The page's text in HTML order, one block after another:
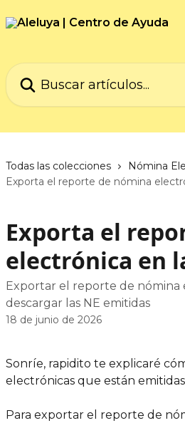
Buscar artículos...
Todas las colecciones Nómina
Exporta el reporte de nómina
Exporta el
electrónica en
Exportar el reporte de nómina
descargar las NE emitidas
18 de junio de 2026
Sonríe, rapidito te explicaré
electrónicas que están
Para exportar el reporte de